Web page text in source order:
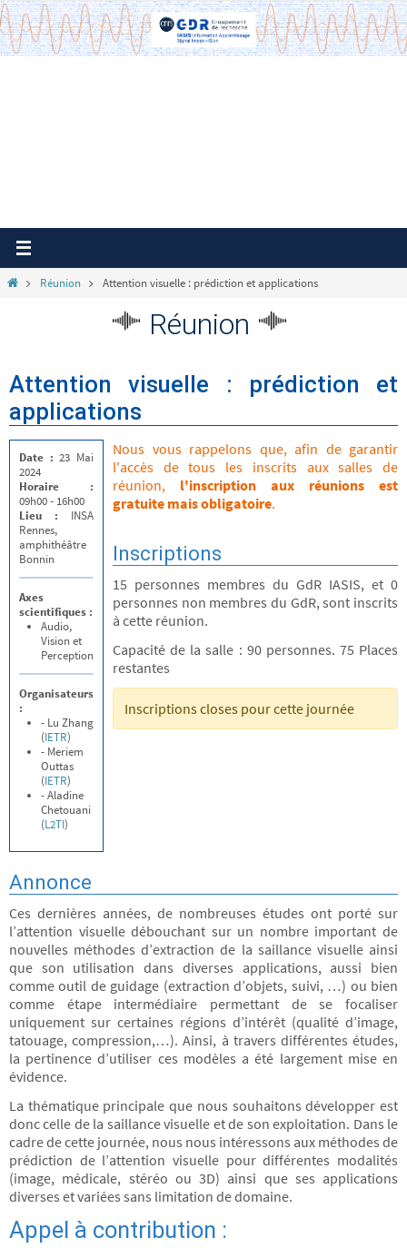
Passer
vers
le
HomeRéunion Attention visuelle : prédiction et applications
Réunion
Attention visuelle : prédiction et
applications
Date :23 Mai
2024
Horaire :
09h00 - 16h00
Lieu : INSA
Rennes,
amphithéâtre
Bonnin
Axes
scientifiques :
Audio,
Vision et
Perception
Organisateurs
:
- Lu Zhang
(IETR)
- Meriem
Outtas
(IETR)
- Aladine
Chetouani
(L2TI)
Nous vous rappelons que, afin de garantir
l'accès de tous les inscrits aux salles de
réunion, l'inscription aux réunions est
gratuite mais obligatoire.
Inscriptions
15 personnes membres du GdR IASIS, et 0
personnes non membres du GdR, sont inscrits
à cette réunion.
Capacité de la salle : 90 personnes. 75 Places
restantes
Inscriptions closes pour cette journée
Annonce
Ces dernières années, de nombreuses études ont porté sur
l’attention visuelle débouchant sur un nombre important de
nouvelles méthodes d’extraction de la saillance visuelle ainsi
que son utilisation dans diverses applications, aussi bien
comme outil de guidage (extraction d’objets, suivi, …) ou bien
comme étape intermédiaire permettant de se focaliser
uniquement sur certaines régions d’intérêt (qualité d’image,
tatouage, compression,…). Ainsi, à travers différentes études,
la pertinence d’utiliser ces modèles a été largement mise en
évidence.
La thématique principale que nous souhaitons développer est
donc celle de la saillance visuelle et de son exploitation. Dans le
cadre de cette journée, nous nous intéressons aux méthodes de
prédiction de l’attention visuelle pour différentes modalités
(image, médicale, stéréo ou 3D) ainsi que ses applications
diverses et variées sans limitation de domaine.
Appel à contribution :